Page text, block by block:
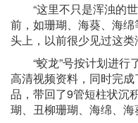
“这里不只是浑浊的世
前，如珊瑚、海葵、海
头上，以前很少见过这类
“蛟龙”号按计划进行
高清视频资料，同时完
品，带回了9管短柱状沉
瑚、丑柳珊瑚、海绵、海